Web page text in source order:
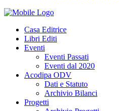
Casa Editrice
Libri Editi
Eventi
Eventi Passati
Eventi dal 2020
Acodipa ODV
Dati e Statuto
Archivio Bilanci
Progetti